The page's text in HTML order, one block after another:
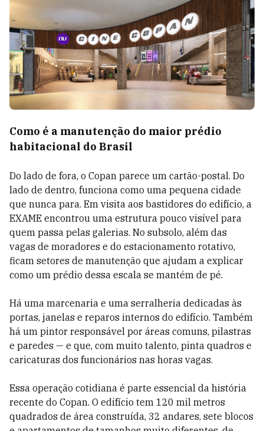
Como é a manutenção do maior prédio
habitacional do Brasil
Do lado de fora, o Copan parece um cartão-postal. Do
lado de dentro, funciona como uma pequena cidade
que nunca para. Em visita aos bastidores do edifício, a
EXAME encontrou uma estrutura pouco visível para
quem passa pelas galerias. No subsolo, além das
vagas de moradores e do estacionamento rotativo,
ficam setores de manutenção que ajudam a explicar
como um prédio dessa escala se mantém de pé.
Há uma marcenaria e uma serralheria dedicadas às
portas, janelas e reparos internos do edifício. Também
há um pintor responsável por áreas comuns, pilastras
e paredes — e que, com muito talento, pinta quadros e
caricaturas dos funcionários nas horas vagas.
Essa operação cotidiana é parte essencial da história
recente do Copan. O edifício tem 120 mil metros
quadrados de área construída, 32 andares, sete blocos